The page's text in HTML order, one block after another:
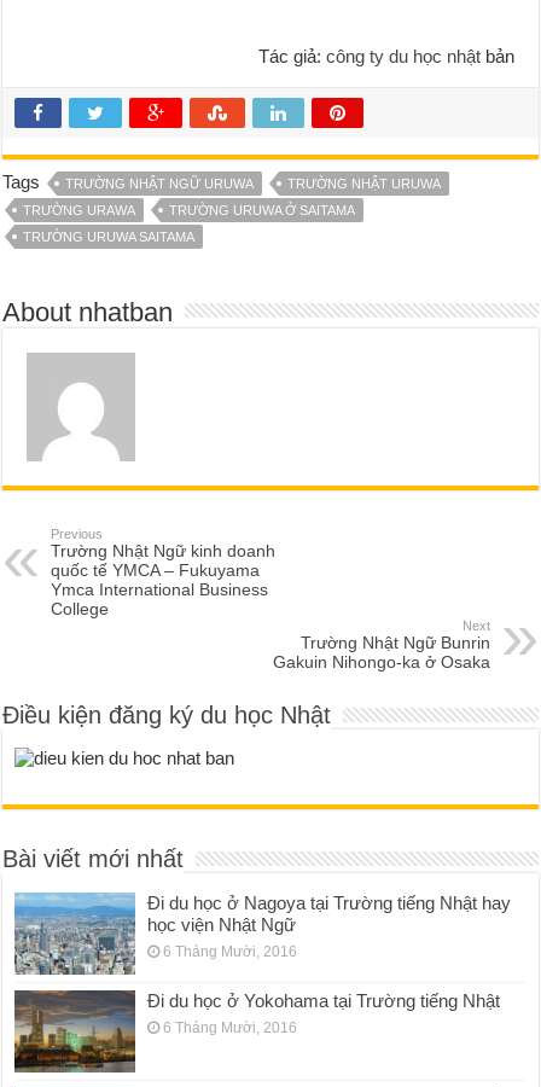
Tác giả: công ty du học nhậtbản
Tags TRƯỜNG NHẬT NGỮ URUWA
TRƯỜNG NHẬT URUWA
TRƯỜNG URAWA
TRƯỜNG URUWA Ở SAITAMA
TRƯỜNG URUWA SAITAMA
About nhatban
Previous
Trường Nhật Ngữ kinh doanh
quốc tế YMCA – Fukuyama
Ymca International Business
College
Next
Trường Nhật Ngữ Bunrin
Gakuin Nihongo-ka ở Osaka
Điều kiện đăng ký du học Nhật
Bài viết mới nhất
Đi du học ở Nagoya tại Trường tiếng Nhật hay
học viện Nhật Ngữ
6 Tháng Mười, 2016
Đi du học ở Yokohama tại Trường tiếng Nhật
6 Tháng Mười, 2016